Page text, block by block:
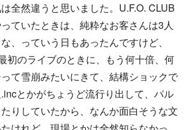
全然違うと思いました。U.F.O. CLUB
ていたときは、純粋なお客さんは3人
、っていう日もあったんですけど、
初のライブのときに、もう何十倍、何
て雪崩みたいにきて、結構ショックで
とかがちょうど流行り出して、パル
りしていたから、なんか面白そうな文